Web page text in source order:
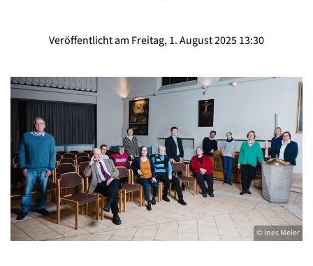
Veröffentlicht am Freitag, 1. August 2025 13:30
© Ines Meier